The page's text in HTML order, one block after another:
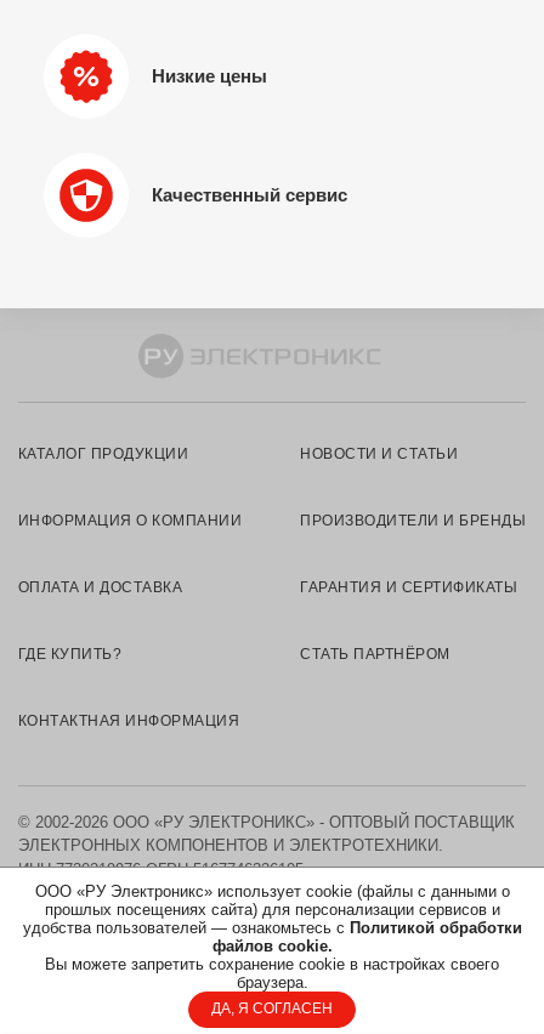
Низкие цены
Качественный сервис
ООО «РУ Электроникс» использует cookie (файлы с данными о
прошлых посещениях сайта) для персонализации сервисов и
удобства пользователей — ознакомьтесь с Политикой обработки
файлов cookie.
Вы можете запретить сохранение cookie в настройках своего
браузера.
ДА, Я СОГЛАСЕН
КАТАЛОГ ПРОДУКЦИИ НОВОСТИ И СТАТЬИ
ИНФОРМАЦИЯ О КОМПАНИИ ПРОИЗВОДИТЕЛИ И БРЕНДЫ
ОПЛАТА И ДОСТАВКА ГАРАНТИЯ И СЕРТИФИКАТЫ
ГДЕ КУПИТЬ? СТАТЬ ПАРТНЁРОМ
КОНТАКТНАЯ ИНФОРМАЦИЯ
© 2002-2026 ООО «РУ ЭЛЕКТРОНИКС» - ОПТОВЫЙ ПОСТАВЩИК
ЭЛЕКТРОННЫХ КОМПОНЕНТОВ И ЭЛЕКТРОТЕХНИКИ.
ИНН 7730219976 ОГРН 5167746326105
КАРТА САЙТА
ПОЛИТИКА ОБРАБОТКИ ПЕРСОНАЛЬНЫХ ДАННЫХ
СОГЛАСИЕ НА ОБРАБОТКУ ПЕРСОНАЛЬНЫХ ДАННЫХ